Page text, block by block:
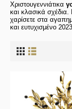
Χριστουγεννιάτικα
και κλασικά
χαρίσετε στα
και ευτυχισμένο